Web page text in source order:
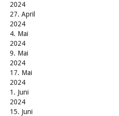
2024
27. April
2024
4. Mai
2024
9. Mai
2024
17. Mai
2024
1. Juni
2024
15. Juni